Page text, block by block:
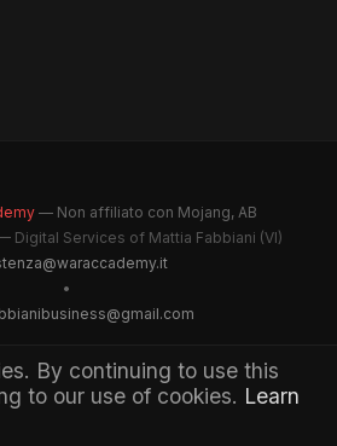
By continuing to use this
to our use of cookies. Learn
— Non affiliato con Mojang, AB
Digital Services of Mattia Fabbiani (VI)
•
@GhostFabbyz
WarAccademy Administrators